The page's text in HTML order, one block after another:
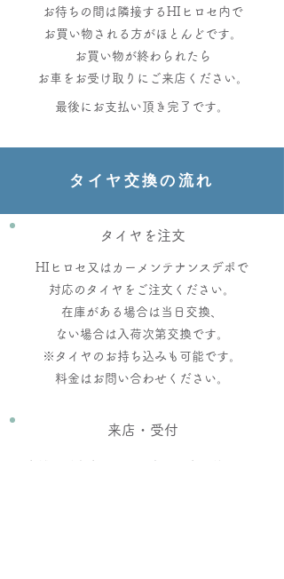
タイヤ交換の流れ
タイヤを注文
HIヒロセ又はカーメンテナンスデポで
対応のタイヤをご注文ください。​
在庫がある場合は当日交換、
ない場合は入荷次第交換です。
※タイヤのお持ち込みも可能です。
​料金はお問い合わせください。
​来店・受付
お待ちの間は隣接するHIヒロセ内で
お買い物される方がほとんどです。
​お買い物が終わられたら
お車をお受け取りにご来店ください。
最後にお支払い頂き完了です。